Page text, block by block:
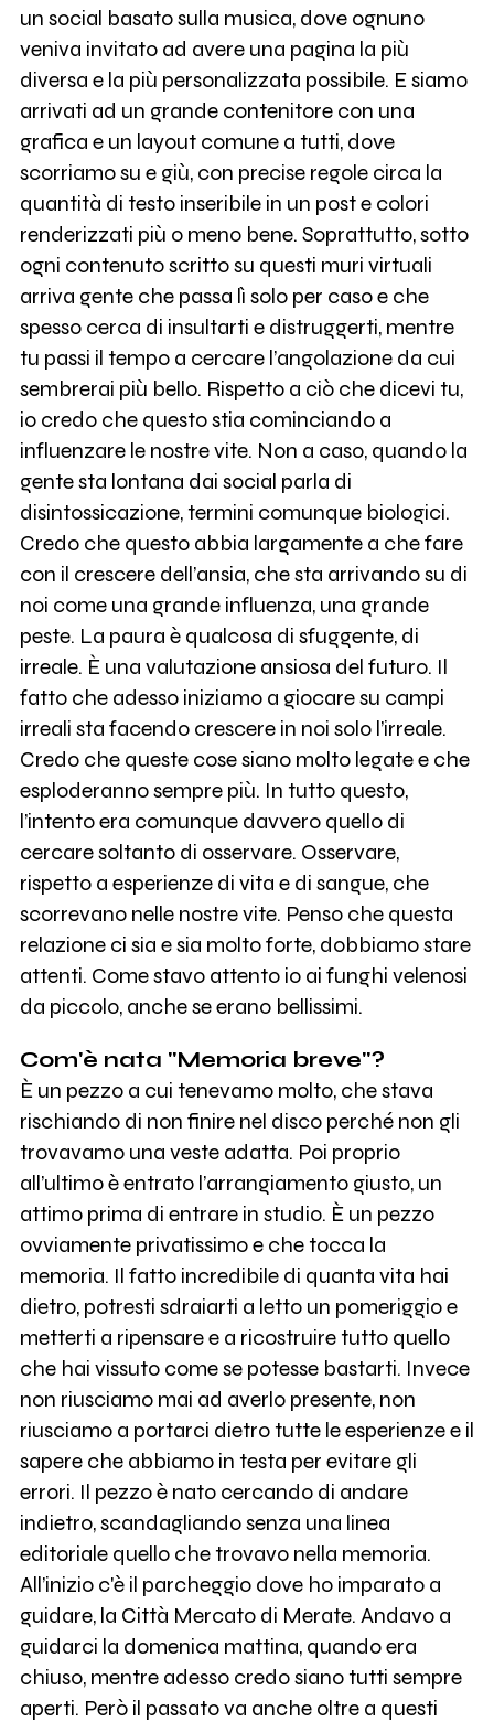
un social basato sulla musica, dove ognuno
veniva invitato ad avere una pagina la più
diversa e la più personalizzata possibile. E siamo
arrivati ad un grande contenitore con una
grafica e un layout comune a tutti, dove
scorriamo su e giù, con precise regole circa la
quantità di testo inseribile in un post e colori
renderizzati più o meno bene. Soprattutto, sotto
ogni contenuto scritto su questi muri virtuali
arriva gente che passa lì solo per caso e che
spesso cerca di insultarti e distruggerti, mentre
tu passi il tempo a cercare l’angolazione da cui
sembrerai più bello. Rispetto a ciò che dicevi tu,
io credo che questo stia cominciando a
influenzare le nostre vite. Non a caso, quando la
gente sta lontana dai social parla di
disintossicazione, termini comunque biologici.
Credo che questo abbia largamente a che fare
con il crescere dell’ansia, che sta arrivando su di
noi come una grande influenza, una grande
peste. La paura è qualcosa di sfuggente, di
irreale. È una valutazione ansiosa del futuro. Il
fatto che adesso iniziamo a giocare su campi
irreali sta facendo crescere in noi solo l’irreale.
Credo che queste cose siano molto legate e che
esploderanno sempre più. In tutto questo,
l’intento era comunque davvero quello di
cercare soltanto di osservare. Osservare,
rispetto a esperienze di vita e di sangue, che
scorrevano nelle nostre vite. Penso che questa
relazione ci sia e sia molto forte, dobbiamo stare
attenti. Come stavo attento io ai funghi velenosi
da piccolo, anche se erano bellissimi.
Com'è nata "Memoria breve"?
È un pezzo a cui tenevamo molto, che stava
rischiando di non finire nel disco perché non gli
trovavamo una veste adatta. Poi proprio
all’ultimo è entrato l’arrangiamento giusto, un
attimo prima di entrare in studio. È un pezzo
ovviamente privatissimo e che tocca la
memoria. Il fatto incredibile di quanta vita hai
dietro, potresti sdraiarti a letto un pomeriggio e
metterti a ripensare e a ricostruire tutto quello
che hai vissuto come se potesse bastarti. Invece
non riusciamo mai ad averlo presente, non
riusciamo a portarci dietro tutte le esperienze e il
sapere che abbiamo in testa per evitare gli
errori. Il pezzo è nato cercando di andare
indietro, scandagliando senza una linea
editoriale quello che trovavo nella memoria.
All’inizio c'è il parcheggio dove ho imparato a
guidare, la Città Mercato di Merate. Andavo a
guidarci la domenica mattina, quando era
chiuso, mentre adesso credo siano tutti sempre
aperti. Però il passato va anche oltre a questi